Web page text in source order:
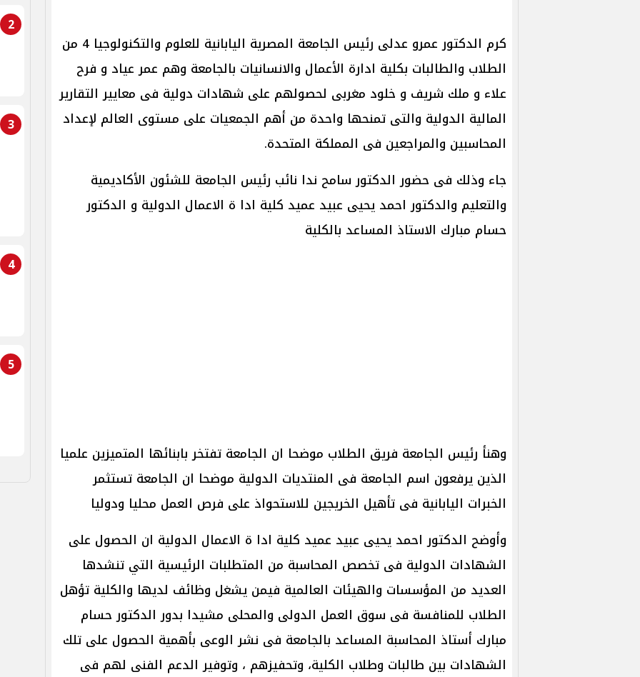
كرم الدكتور عمرو عدلى رئيس الجامعة المصرية اليابانية للعلوم والتكنولوجيا 4 من
الطلاب والطالبات بكلية ادارة الأعمال والانسانيات بالجامعة وهم عمر عياد و فرح
علاء و ملك شريف و خلود مغربى لحصولهم على شهادات دولية فى معايير التقارير
المالية الدولية والتى تمنحها واحدة من أهم الجمعيات على مستوى العالم لإعداد
المحاسبين والمراجعين فى المملكة المتحدة.
جاء وذلك فى حضور الدكتور سامح ندا نائب رئيس الجامعة للشئون الأكاديمية
والتعليم والدكتور احمد يحيى عبيد عميد كلية ادا ة الاعمال الدولية و الدكتور
حسام مبارك الاستاذ المساعد بالكلية
وهنأ رئيس الجامعة فريق الطلاب موضحا ان الجامعة تفتخر بابنائها المتميزين علميا
الذين يرفعون اسم الجامعة فى المنتديات الدولية موضحا ان الجامعة تستثمر
الخبرات اليابانية فى تأهيل الخريجين للاستحواذ على فرص العمل محليا ودوليا
وأوضح الدكتور احمد يحيى عبيد عميد كلية ادا ة الاعمال الدولية ان الحصول على
الشهادات الدولية فى تخصص المحاسبة من المتطلبات الرئيسية التي تنشدها
العديد من المؤسسات والهيئات العالمية فيمن يشغل وظائف لديها والكلية تؤهل
الطلاب للمنافسة فى سوق العمل الدولى والمحلى مشيدا بدور الدكتور حسام
مبارك أستاذ المحاسبة المساعد بالجامعة فى نشر الوعى بأهمية الحصول على تلك
الشهادات بين طالبات وطلاب الكلية، وتحفيزهم ، وتوفير الدعم الفنى لهم فى
2
3
4
5